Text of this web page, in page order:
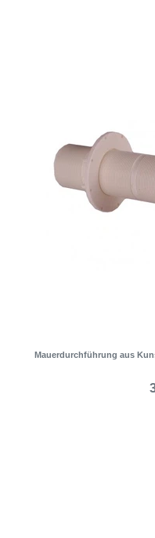
Mauerdurchführung aus